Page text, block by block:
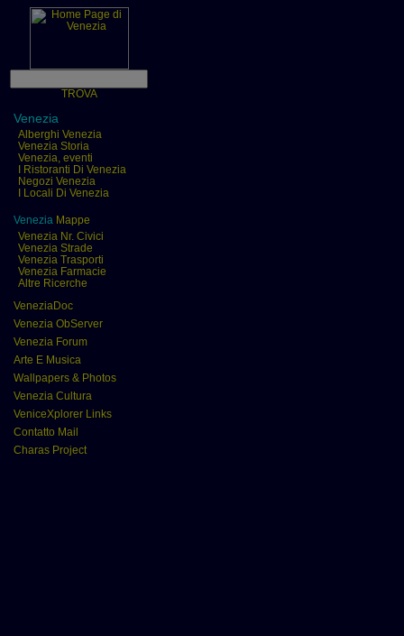
TROVA
Venezia
Alberghi Venezia
Venezia Storia
Venezia, eventi
I Ristoranti Di Venezia
Negozi Venezia
I Locali Di Venezia
Venezia Mappe
Venezia Nr. Civici
Venezia Strade
Venezia Trasporti
Venezia Farmacie
Altre Ricerche
VeneziaDoc
Venezia ObServer
Venezia Forum
Arte E Musica
Wallpapers & Photos
Venezia Cultura
VeniceXplorer Links
Contatto Mail
Charas Project